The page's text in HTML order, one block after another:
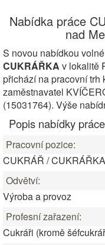
Nabídka práce
nad
S novou nabídkou
CUKRÁŘKA v lokalitě
přichází na pracovní trh
zaměstnavatel
(15031764). Výše
Popis nabídky práce
Pracovní pozice:
CUKRÁŘ / CUKRÁŘKA
Odvětví:
Výroba a provoz
Profesní zařazení:
Cukráři (kromě